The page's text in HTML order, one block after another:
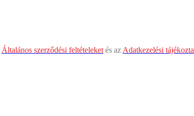
Általános szerződési feltételeket és az Adatkezelési